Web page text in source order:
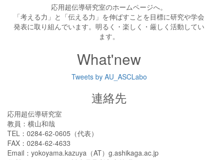
応用超伝導研究室のホームページへ。
「考える力」と「伝える力」を伸ばすことを目標に研究や学会
発表に取り組んでいます。明るく・楽しく・厳しく活動してい
ます。
What'new
Tweets by AU_ASCLabo
連絡先
応用超伝導研究室
教員：横山和哉
TEL：0284-62-0605（代表）
FAX：0284-62-4633
Email：yokoyama.kazuya（AT）g.ashikaga.ac.jp